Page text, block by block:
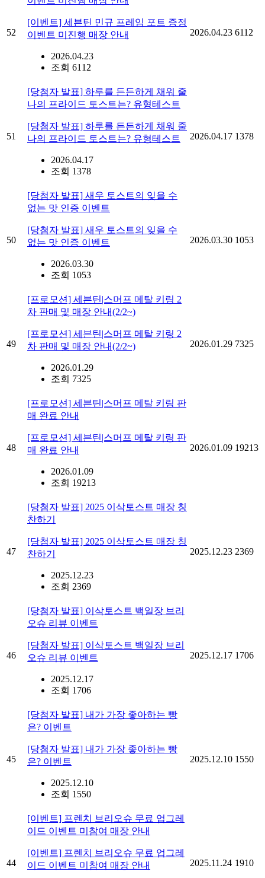
52
[이벤트] 세븐틴 민규 프레임 포트 증정
이벤트 미진행 매장 안내
2026.04.23
조회 6112
2026.04.23 6112
51
[당첨자 발표] 하루를 든든하게 채워 줄
나의 프라이드 토스트는? 유형테스트
[당첨자 발표] 하루를 든든하게 채워 줄
나의 프라이드 토스트는? 유형테스트
2026.04.17
조회 1378
2026.04.17 1378
50
[당첨자 발표] 새우 토스트의 잊을 수
없는 맛 인증 이벤트
[당첨자 발표] 새우 토스트의 잊을 수
없는 맛 인증 이벤트
2026.03.30
조회 1053
2026.03.30 1053
49
[프로모션] 세븐틴|스머프 메탈 키링 2
차 판매 및 매장 안내(2/2~)
[프로모션] 세븐틴|스머프 메탈 키링 2
차 판매 및 매장 안내(2/2~)
2026.01.29
조회 7325
2026.01.29 7325
48
[프로모션] 세븐틴|스머프 메탈 키링 판
매 완료 안내
[프로모션] 세븐틴|스머프 메탈 키링 판
매 완료 안내
2026.01.09
조회 19213
2026.01.09 19213
47
[당첨자 발표] 2025 이삭토스트 매장 칭
찬하기
[당첨자 발표] 2025 이삭토스트 매장 칭
찬하기
2025.12.23
조회 2369
2025.12.23 2369
46
[당첨자 발표] 이삭토스트 백일장 브리
오슈 리뷰 이벤트
[당첨자 발표] 이삭토스트 백일장 브리
오슈 리뷰 이벤트
2025.12.17
조회 1706
2025.12.17 1706
45
[당첨자 발표] 내가 가장 좋아하는 빵
은? 이벤트
[당첨자 발표] 내가 가장 좋아하는 빵
은? 이벤트
2025.12.10
조회 1550
2025.12.10 1550
44
[이벤트] 프렌치 브리오슈 무료 업그레
이드 이벤트 미참여 매장 안내
[이벤트] 프렌치 브리오슈 무료 업그레
이드 이벤트 미참여 매장 안내
2025.11.24 1910